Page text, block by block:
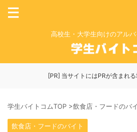
高校生・大学生向けのアル
[PR] 当サイトにはPRが含まれ
学生バイトコムTOP >飲食店・フードのバ
飲食店・フードのバイト